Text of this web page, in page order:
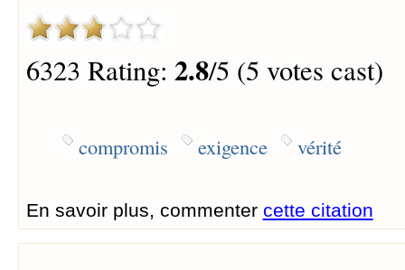
6323 Rating: 2.8/5 (5 votes cast)
compromis exigence vérité
En savoir plus, commenter cette citation